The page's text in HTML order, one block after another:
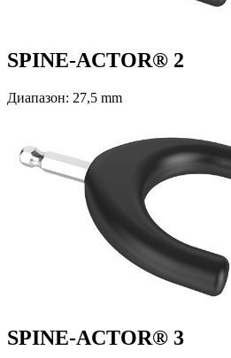
SPINE-ACTOR® 2
Диапазон: 27,5 mm
SPINE-ACTOR® 3